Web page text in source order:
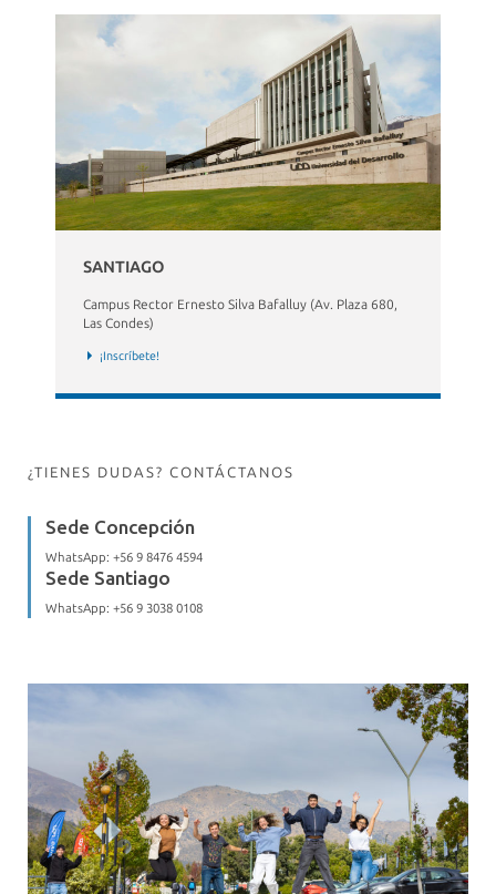
SANTIAGO
Campus Rector Ernesto Silva Bafalluy (Av. Plaza 680,
Las Condes)
¡Inscríbete!
¿TIENES DUDAS? CONTÁCTANOS
Sede Concepción
WhatsApp:+56 9 8476 4594
Sede Santiago
WhatsApp:+56 9 3038 0108